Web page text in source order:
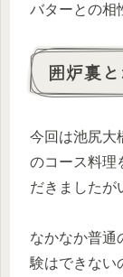
バターとの相
囲炉裏
今回は池尻大
のコース料理
だきましたが
なかなか普通
験はできない